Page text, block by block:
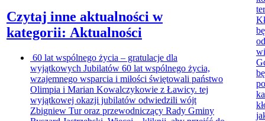
Czytaj inne aktualności w
kategorii: Aktualności
60 lat wspólnego życia – gratulacje dla
wyjątkowych Jubilatów 60 lat wspólnego życia,
wzajemnego wsparcia i miłości świętowali państwo
Olimpia i Marian Kowalczykowie z Ławicy. tej
wyjątkowej okazji jubilatów odwiedzili wójt
Zbigniew Tur oraz przewodniczący Rady Gminy